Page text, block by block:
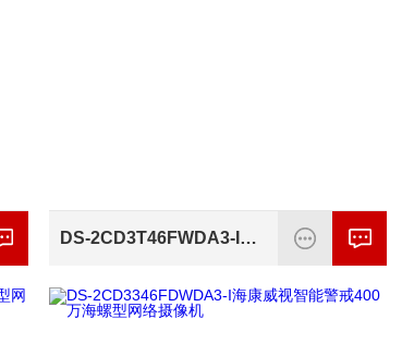
DS-2CD3T46FWDA3-I海康威视筒型400万智能警戒网络摄像机